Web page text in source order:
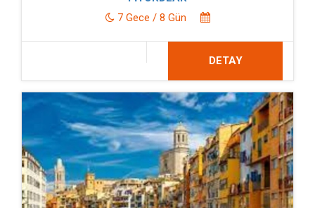
7 Gece / 8 Gün
DETAY